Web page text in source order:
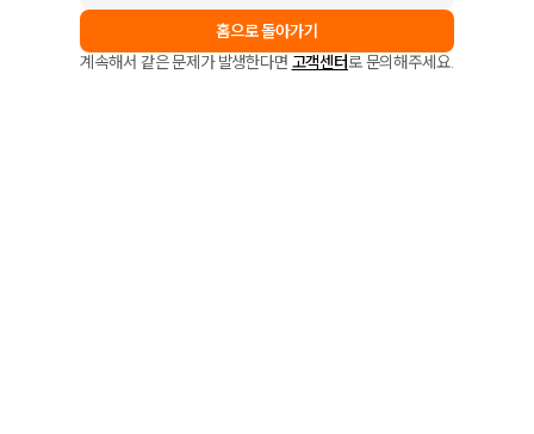
홈으로 돌아가기
계속해서 같은 문제가 발생한다면 고객센터로 문의해주세요.